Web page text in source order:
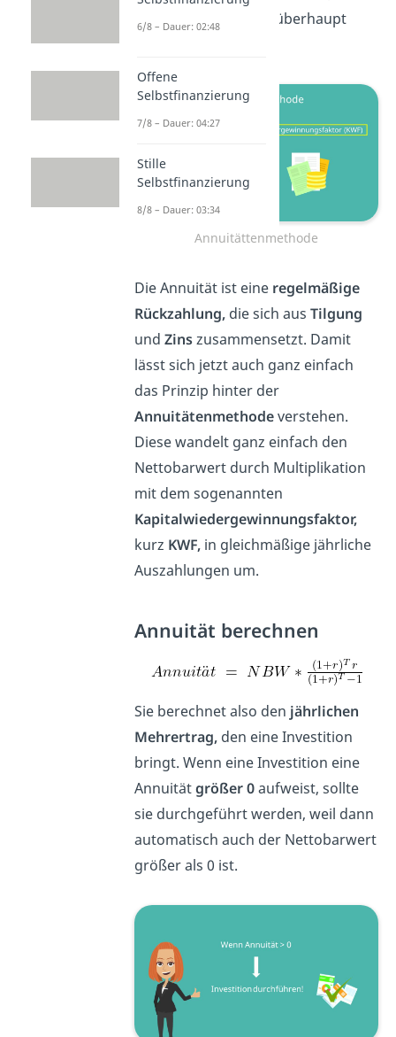
der Begriff Annuität
überhaupt
Annuitättenmethode
Die Annuität ist eine regelmäßige
Rückzahlung, die sich ausTilgung
undZinszusammensetzt. Damit
lässt sich jetzt auch ganz einfach
das Prinzip hinter der
Annuitätenmethodeverstehen.
Diese wandelt ganz einfach den
Nettobarwert durch Multiplikation
mit dem sogenannten
Kapitalwiedergewinnungsfaktor,
kurz KWF, in gleichmäßige jährliche
Auszahlungen um.
Annuität berechnen
Sie berechnet also den jährlichen
Mehrertrag, den eine Investition
bringt. Wenn eine Investition eine
Annuitätgrößer0aufweist, sollte
sie durchgeführt werden, weil dann
automatisch auch der Nettobarwert
größer als 0 ist.
6/8 – Dauer: 02:48
Offene
Selbstfinanzierung
7/8 – Dauer: 04:27
Stille
Selbstfinanzierung
8/8 – Dauer: 03:34